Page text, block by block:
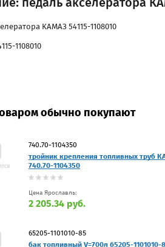
КАМАЗ 54115-1108010
1108010
обычно покупают
740.70-1104350
тройник крепления топливных труб
740.70-1104350
Цена Ярославль:
2 205.34 руб.
65205-1101010-85
бак топливный V=700л 65205-1101010-